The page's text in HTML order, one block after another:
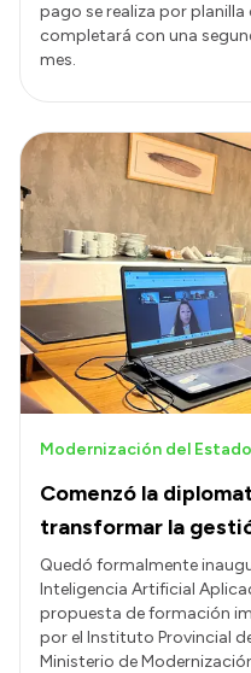
pago se realiza por
completará con una
mes.
Comenzó la
transformar la
Modernización del Estado
Quedó formalmente
Inteligencia Artificial
propuesta de formación
por el Instituto Provincial
Ministerio de